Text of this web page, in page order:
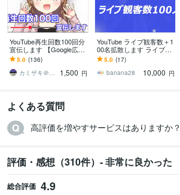
YouTube再生回数100回分
宣伝します 【Google広
告】公式サービスにて宣
伝致します！
5.0 (136)
カミザキ＠YouTube
1,500 円
YouTube ライブ観客数＋1
00名拡散します ライブ観
客数＋100名以上に 物販
の方におすすめ！
5.0 (17)
banana28
10,000 円
よくある質問
高評価を増やすサービスはありますか？
評価・感想（310件）- 非常に良かった
総合評価 4.9